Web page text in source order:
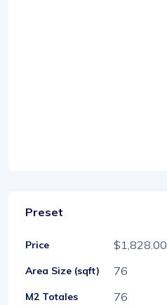
Preset
Price $1,828.00
Area Size (sqft) 76
M2 Totales 76